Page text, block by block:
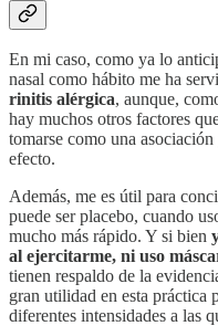
En mi caso, como ya lo
nasal como hábito me ha
rinitis alérgica, aunque,
hay muchos otros factores
tomarse como una
efecto.
Además, me es útil para
puede ser placebo, cuando
mucho más rápido. Y si bien
al ejercitarme, ni uso
tienen respaldo de la
gran utilidad en esta práctica
diferentes intensidades a las